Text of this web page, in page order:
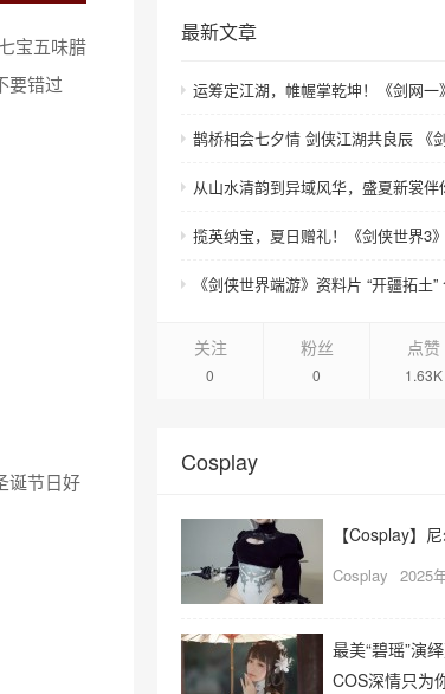
宝五味腊
要错过
诞节日好
最新文章
从山水清韵到异域风华，盛夏新裳伴
关注
0
粉丝
0
点赞
1.63K
Cosplay
【Cosplay】
Cosplay 2025
最美“碧瑶”演
COS深情只为